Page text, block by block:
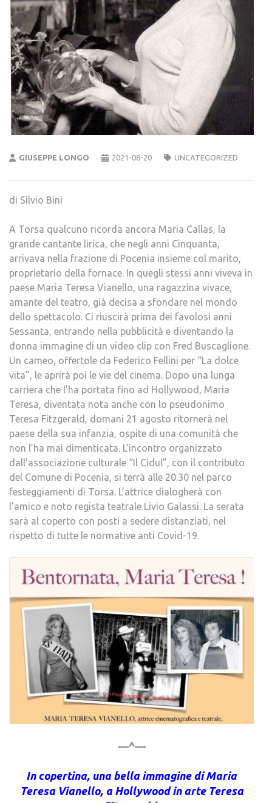
GIUSEPPE LONGO 2021-08-20 UNCATEGORIZED
di Silvio Bini
A Torsa qualcuno ricorda ancora Maria Callas, la
grande cantante lirica, che negli anni Cinquanta,
arrivava nella frazione di Pocenia insieme col marito,
proprietario della fornace. In quegli stessi anni viveva in
paese Maria Teresa Vianello, una ragazzina vivace,
amante del teatro, già decisa a sfondare nel mondo
dello spettacolo. Ci riuscirà prima dei favolosi anni
Sessanta, entrando nella pubblicità e diventando la
donna immagine di un video clip con Fred Buscaglione.
Un cameo, offertole da Federico Fellini per “La dolce
vita”, le aprirà poi le vie del cinema. Dopo una lunga
carriera che l’ha portata fino ad Hollywood, Maria
Teresa, diventata nota anche con lo pseudonimo
Teresa Fitzgerald, domani 21 agosto ritornerà nel
paese della sua infanzia, ospite di una comunità che
non l’ha mai dimenticata. L’incontro organizzato
dall’associazione culturale “Il Cidul”, con il contributo
del Comune di Pocenia, si terrà alle 20.30 nel parco
festeggiamenti di Torsa. L’attrice dialogherà con
l’amico e noto regista teatrale Livio Galassi. La serata
sarà al coperto con posti a sedere distanziati, nel
rispetto di tutte le normative anti Covid-19.
—^—
In copertina, una bella immagine di Maria
Teresa Vianello, a Hollywood in arte Teresa